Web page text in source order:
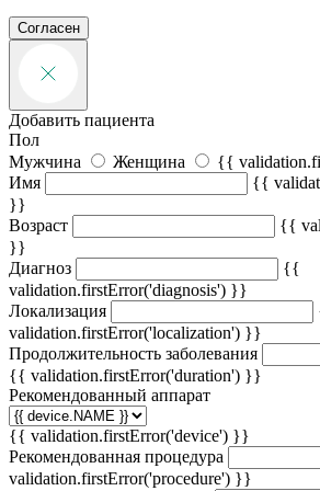
Согласен
Добавить пациента
Пол
Мужчина
Женщина
{{
Имя
{{
}}
Возраст
{{
}}
Диагноз
{{
validation.firstError('diagnosis') }}
Локализация
validation.firstError('localization') }}
Продолжительность заболевания
{{ validation.firstError('duration') }}
Рекомендованный аппарат
{{ validation.firstError('device') }}
Рекомендованная процедура
validation.firstError('procedure') }}